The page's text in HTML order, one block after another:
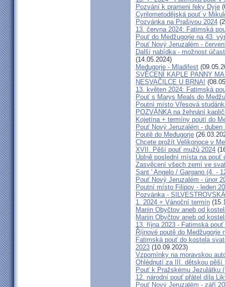
Pozvání k prameni řeky Dyje
Cyrilometodějská pouť v
Pozvánka na Prašivou 2024
13. června 2024: Fatimská
Pouť do Medžugorje na 43.
Pouť Nový Jeruzalém -
Další nabídka - možnost
(14.05.2024)
Međugorje - Mladifest
SVĚCENÍ KAPLE PANNY
NESVAČILCE U BRNA!
13. květen 2024: Fatimská
Pouť s Marys Meals do
Poutní místo Vřesová
POZVÁNKA na žehnání
Kojetína + termíny poutí do
Pouť Nový Jeruzalém - duben
Poutě do Međugorje
Chcete prožít Velikonoce v
XVII. Pěší pouť mužů 2024
Úplně poslední místa na pouť
Zasvěcení všech zemí ve
Sant ' Angelo / Gargano (4. -
Pouť Nový Jeruzalém - únor
Poutní místo Filipov - leden
Pozvánka -
1. 2024 + Vánoční termín
Mariin Obyčtov aneb od
Mariin Obyčtov aneb od
13. října 2023 - Fatimská
Říjnové poutě do Medžugorje
Fatimská pouť do kostela
2023 (10.09.2023)
Vzpomínky na moravskou
Ohlédnutí za III. dětskou pěší
Pouť k Pražskému Jezulátku
12. národní pouť přátel díla
Pouť Nový Jeruzalém - září